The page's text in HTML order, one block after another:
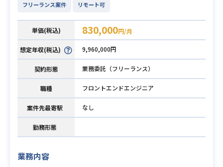
フリーランス案件 リモート可
単価(税込) 830,000円/月
想定年収(税込) 9,960,000円
契約形態 業務委託（フリーランス）
職種 フロントエンドエンジニア
案件先最寄駅 なし
勤務形態
業務内容